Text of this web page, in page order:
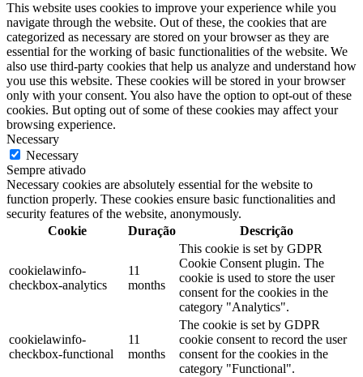
This website uses cookies to improve your experience while you
navigate through the website. Out of these, the cookies that are
categorized as necessary are stored on your browser as they are
essential for the working of basic functionalities of the website. We
also use third-party cookies that help us analyze and understand how
you use this website. These cookies will be stored in your browser
only with your consent. You also have the option to opt-out of these
cookies. But opting out of some of these cookies may affect your
browsing experience.
Necessary
Necessary
Sempre ativado
Necessary cookies are absolutely essential for the website to
function properly. These cookies ensure basic functionalities and
security features of the website, anonymously.
Cookie
Duração Descrição
cookielawinfo-
checkbox-analytics
11
months
This cookie is set by GDPR
Cookie Consent plugin. The
cookie is used to store the user
consent for the cookies in the
category "Analytics".
cookielawinfo-
checkbox-functional
11
months
The cookie is set by GDPR
cookie consent to record the user
consent for the cookies in the
category "Functional".